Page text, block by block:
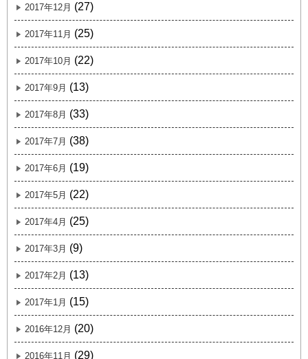
2017年12月 (27)
2017年11月 (25)
2017年10月 (22)
2017年9月 (13)
2017年8月 (33)
2017年7月 (38)
2017年6月 (19)
2017年5月 (22)
2017年4月 (25)
2017年3月 (9)
2017年2月 (13)
2017年1月 (15)
2016年12月 (20)
2016年11月 (29)